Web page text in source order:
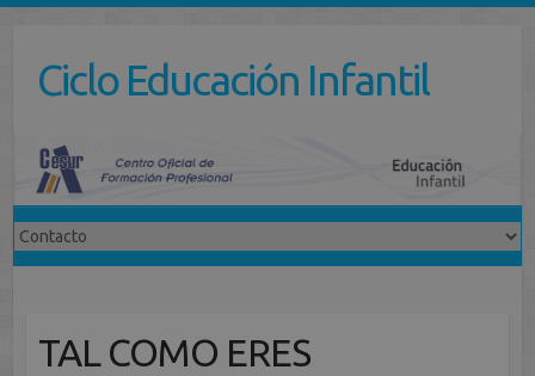
contenidoCiclo Educación Infantil
TAL COMO ERES